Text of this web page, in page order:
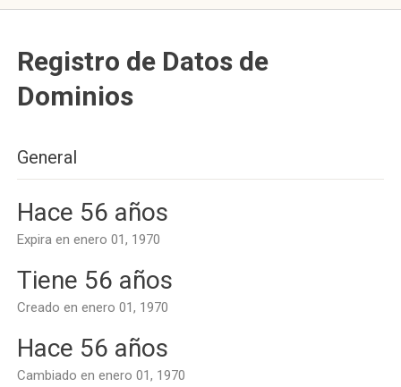
Registro de Datos de
Dominios
General
Hace 56 años
Expira en enero 01, 1970
Tiene 56 años
Creado en enero 01, 1970
Hace 56 años
Cambiado en enero 01, 1970